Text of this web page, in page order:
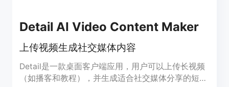
Detail AI Video Content Maker
上传视频生成社交媒体内容
Detail是一款桌面客户端应用，用户可以上传长视频
（如播客和教程），并生成适合社交媒体分享的短视